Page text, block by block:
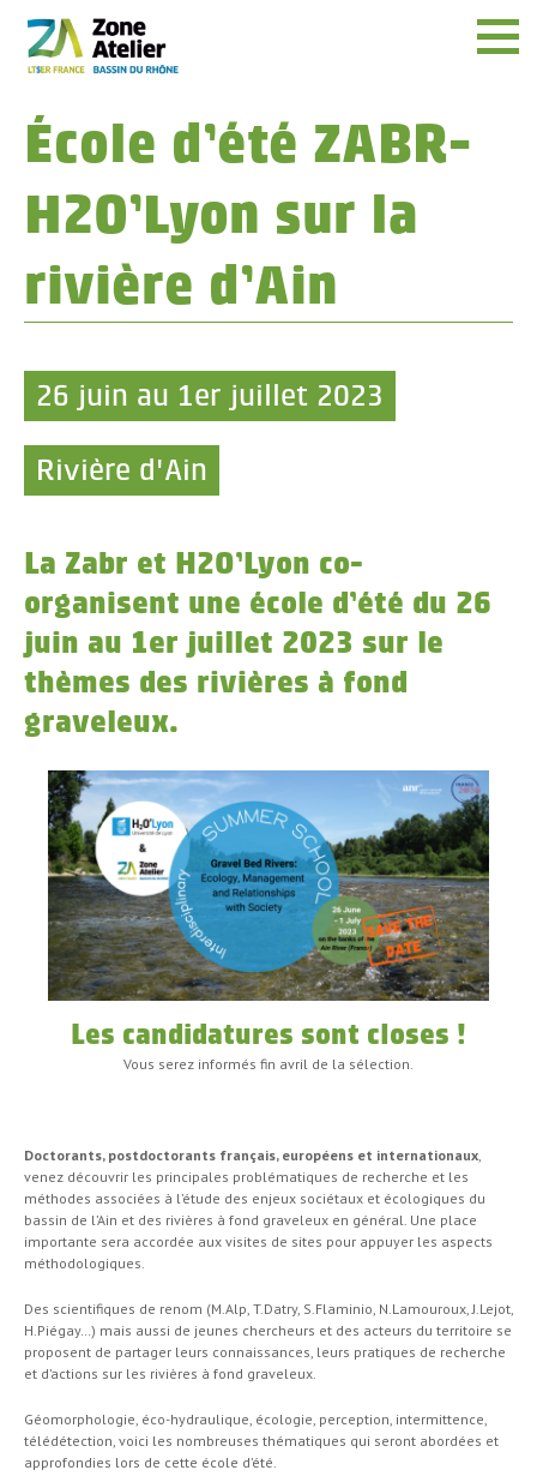
Menu
École d’été ZABR-
H2O’Lyon sur la
rivière d’Ain
26 juin au 1er juillet 2023
Rivière d'Ain
La Zabr et H2O’Lyon co-
organisent une école d’été du 26
juin au 1er juillet 2023 sur le
thèmes des rivières à fond
graveleux.
Les candidatures sont closes !
Vous serez informés fin avril de la sélection.
Doctorants, postdoctorants français, européens et internationaux,
venez découvrir les principales problématiques de recherche et les
méthodes associées à l’étude des enjeux sociétaux et écologiques du
bassin de l’Ain et des rivières à fond graveleux en général. Une place
importante sera accordée aux visites de sites pour appuyer les aspects
méthodologiques.
Des scientifiques de renom (M.Alp, T.Datry, S.Flaminio, N.Lamouroux, J.Lejot,
H.Piégay…) mais aussi de jeunes chercheurs et des acteurs du territoire se
proposent de partager leurs connaissances, leurs pratiques de recherche
et d’actions sur les rivières à fond graveleux.
Géomorphologie, éco-hydraulique, écologie, perception, intermittence,
télédétection, voici les nombreuses thématiques qui seront abordées et
approfondies lors de cette école d’été.